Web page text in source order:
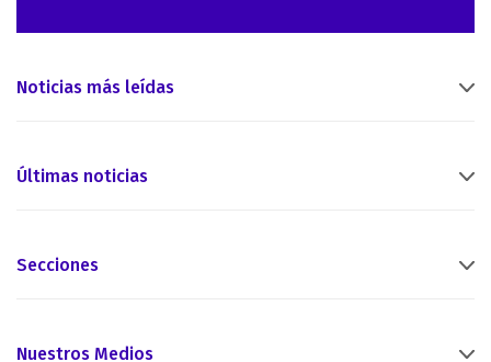
Noticias más leídas
Últimas noticias
Secciones
Nuestros Medios